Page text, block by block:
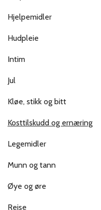
Hjelpemidler
Hudpleie
Intim
Jul
Kløe, stikk og bitt
Kosttilskudd og ernæring
Legemidler
Munn og tann
Øye og øre
Reise